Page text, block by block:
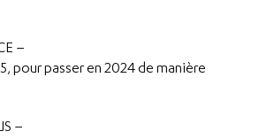
–
pour passer en 2024 de manière
–